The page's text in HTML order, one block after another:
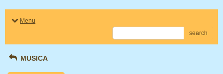
Menu
search
MUSICA